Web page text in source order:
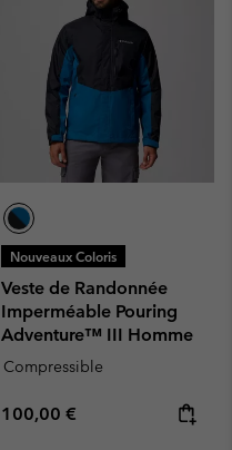
Nouveaux Coloris
Veste de Randonnée
Imperméable Pouring
Adventure™ III Homme
Compressible
Regular price:
100,00 €